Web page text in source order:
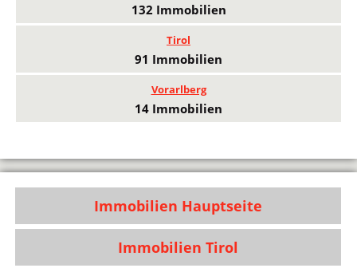
132 Immobilien
Tirol
91 Immobilien
Vorarlberg
14 Immobilien
Immobilien Hauptseite
Immobilien Tirol